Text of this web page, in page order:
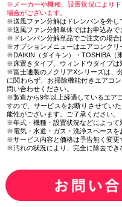
※メーカーや機種、設置状況により
場合がございます。
※送風ファン分解はドレンパンを外し
※送風ファン分解単体ではお申込みで
※ドレンパン分解単品でご注文の場合
※オプションメニューはエアコンクリ
※DAIKIN（ダイキン）・TOSHIBA（
※床置きタイプ、ウィンドウタイプは
※富士通製のノクリアXシリーズは、
に関わらず、お掃除機能付きエアコ
問い合わせください。
※製造から9年以上経過しているエア
すので、サービスをお断りさせてい
能性がございます。ご了承ください。
※年式・機種・設置状況などによって
※電気・水道・ガス・洗浄スペースを
※サービス内容と価格は予告無く変更
※汚れの状況により、完全に除去でき